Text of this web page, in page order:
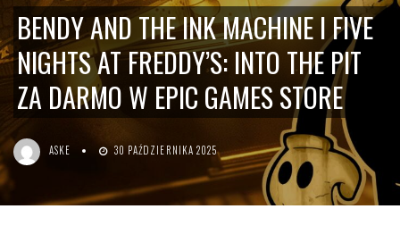
BENDY AND THE INK MACHINE I FIVE
NIGHTS AT FREDDY’S: INTO THE PIT
ZA DARMO W EPIC GAMES STORE
ASKE 30 PAŹDZIERNIKA 2025